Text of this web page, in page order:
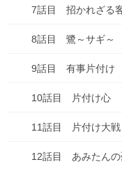
7話目 招かれざる
8話目 鷺～サギ～
9話目 有事片付け
10話目 片付け心
11話目 片付け大戦
12話目 あみたんの